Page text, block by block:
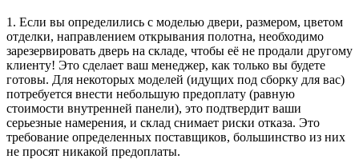
1. Если вы определились с моделью двери, размером, цветом
отделки, направлением открывания полотна, необходимо
зарезервировать дверь на складе, чтобы её не продали другому
клиенту! Это сделает ваш менеджер, как только вы будете
готовы. Для некоторых моделей (идущих под сборку для вас)
потребуется внести небольшую предоплату (равную
стоимости внутренней панели), это подтвердит ваши
серьезные намерения, и склад снимает риски отказа. Это
требование определенных поставщиков, большинство из них
не просят никакой предоплаты.